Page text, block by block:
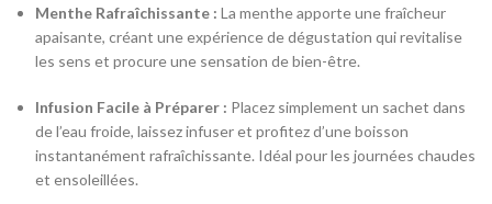
Menthe Rafraîchissante : La menthe apporte une fraîcheur
apaisante, créant une expérience de dégustation qui revitalise
les sens et procure une sensation de bien-être.
Infusion Facile à Préparer : Placez simplement un sachet dans
de l’eau froide, laissez infuser et profitez d’une boisson
instantanément rafraîchissante. Idéal pour les journées chaudes
et ensoleillées.